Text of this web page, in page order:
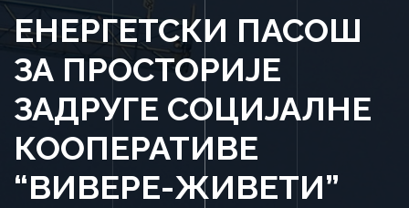
а
ј
ЕНЕРГЕТСКИ ПАСОШ
ЗА ПРОСТОРИЈЕ
ЗАДРУГЕ СОЦИЈАЛНЕ
КООПЕРАТИВЕ
“ВИВЕРЕ-ЖИВЕТИ”